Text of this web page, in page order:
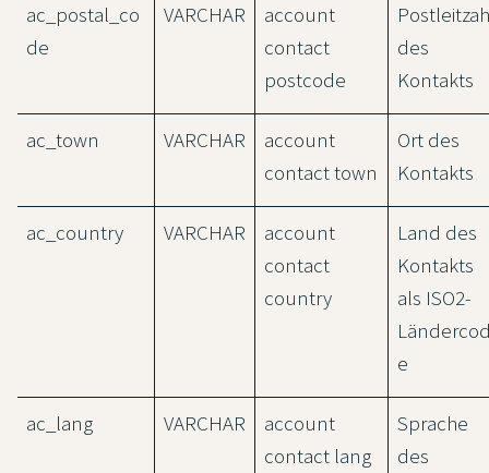
ac_postal_co
de
VARCHAR
account
contact
postcode
des
Kontakts
ac_town VARCHAR
account
contact town
Ort des
Kontakts
ac_country VARCHAR
account
contact
country
Land des
Kontakts
als ISO2-
e
ac_lang VARCHAR
account
contact lang
Sprache
des